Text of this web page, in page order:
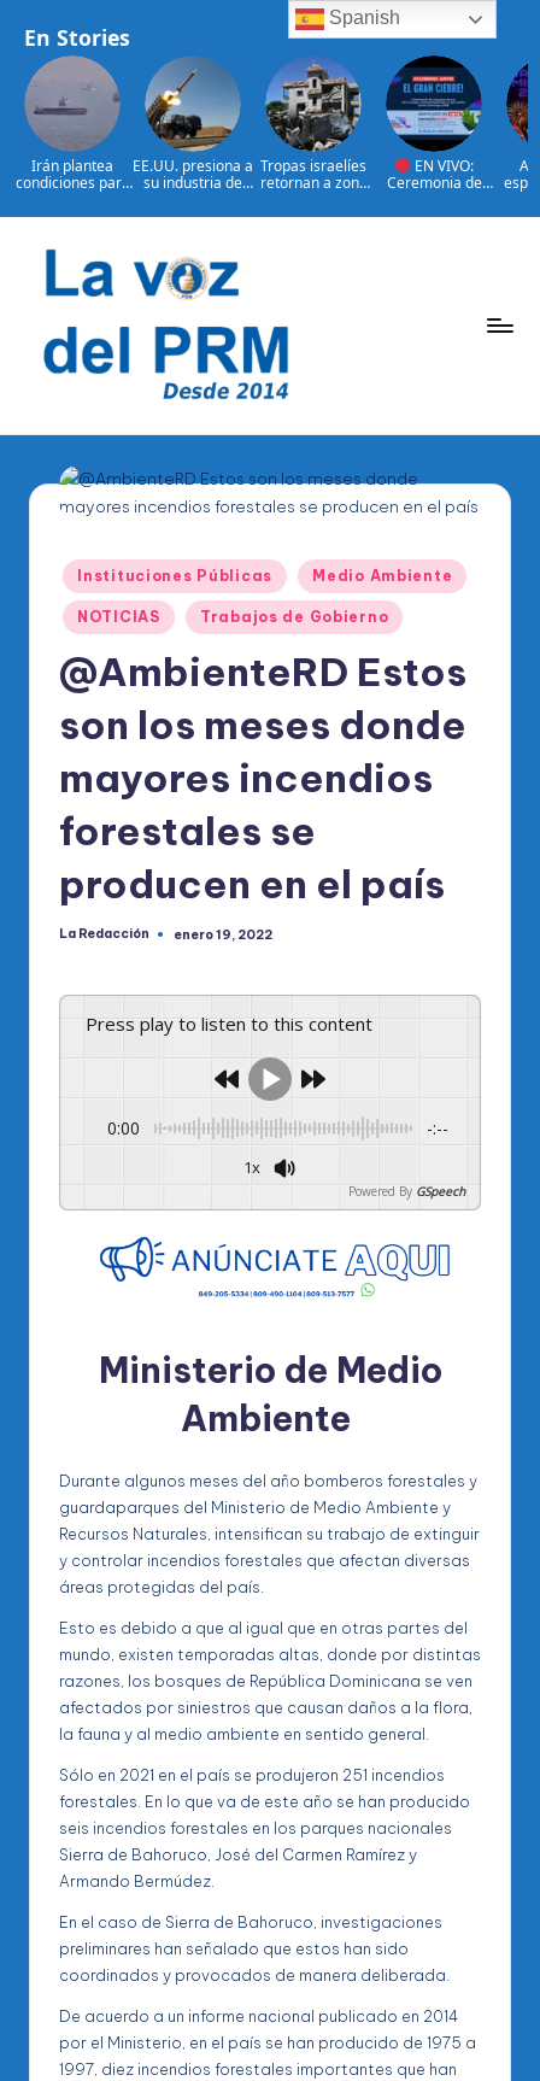
En Stories
Irán plantea
condiciones para
estrecho de
EE.UU. presiona a
su industria de
armamento
Tropas israelíes
retornan a zona
Líbano
EN VIVO:
Ceremonia de
XXV Juegos
contenido
di
ci
al
el
P
Del
PRM
Publicado
en
Instituciones Públicas Medio Ambiente
NOTICIAS Trabajos de Gobierno
@AmbienteRD Estos
son los meses donde
mayores incendios
forestales se
producen en el país
Publicado
La Redacción enero 19, 2022
Press play to listen to this content
0:00 -:--
1x
Powered By GSpeech
Ministerio de Medio
Ambiente
Durante algunos meses del año bomberos forestales y
guardaparques del Ministerio de Medio Ambiente y
Recursos Naturales, intensifican su trabajo de extinguir
y controlar incendios forestales que afectan diversas
áreas protegidas del país.
Esto es debido a que al igual que en otras partes del
mundo, existen temporadas altas, donde por distintas
razones, los bosques de República Dominicana se ven
afectados por siniestros que causan daños a la flora,
la fauna y al medio ambiente en sentido general.
Sólo en 2021 en el país se produjeron 251 incendios
forestales. En lo que va de este año se han producido
seis incendios forestales en los parques nacionales
Sierra de Bahoruco, José del Carmen Ramírez y
Armando Bermúdez.
En el caso de Sierra de Bahoruco, investigaciones
preliminares han señalado que estos han sido
coordinados y provocados de manera deliberada.
De acuerdo a un informe nacional publicado en 2014
por el Ministerio, en el país se han producido de 1975 a
1997, diez incendios forestales importantes que han
Spanish